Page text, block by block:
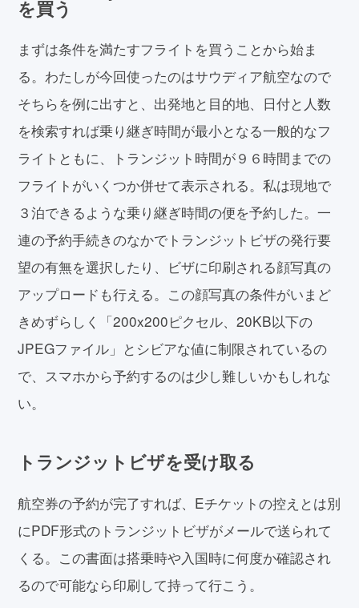
を買う
まずは条件を満たすフライトを買うことから始ま
る。わたしが今回使ったのはサウディア航空なので
そちらを例に出すと、出発地と目的地、日付と人数
を検索すれば乗り継ぎ時間が最小となる一般的なフ
ライトともに、トランジット時間が９６時間までの
フライトがいくつか併せて表示される。私は現地で
３泊できるような乗り継ぎ時間の便を予約した。一
連の予約手続きのなかでトランジットビザの発行要
望の有無を選択したり、ビザに印刷される顔写真の
アップロードも行える。この顔写真の条件がいまど
きめずらしく「200x200ピクセル、20KB以下の
JPEGファイル」とシビアな値に制限されているの
で、スマホから予約するのは少し難しいかもしれな
い。
トランジットビザを受け取る
航空券の予約が完了すれば、Eチケットの控えとは別
にPDF形式のトランジットビザがメールで送られて
くる。この書面は搭乗時や入国時に何度か確認され
るので可能なら印刷して持って行こう。